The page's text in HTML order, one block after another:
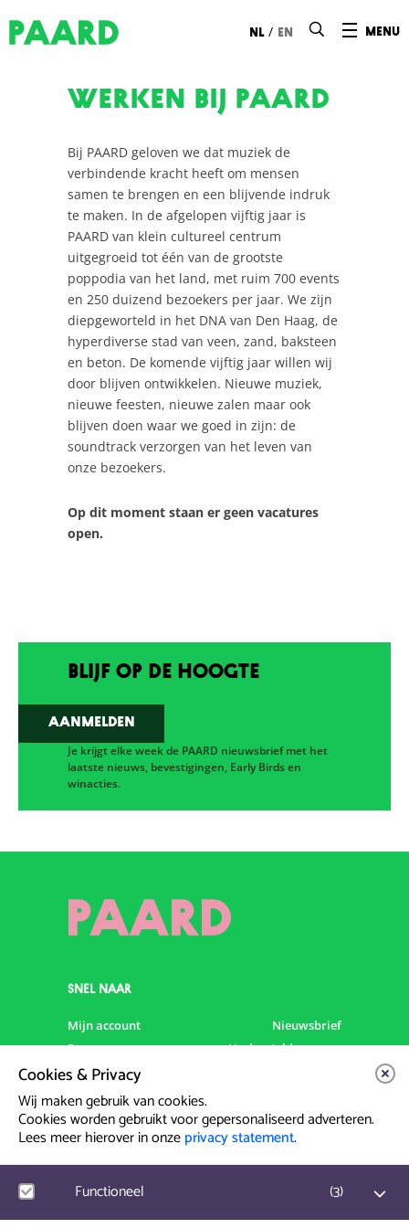
menu
nl / en
Werken bij PAARD
Bij PAARD geloven we dat muziek de
verbindende kracht heeft om mensen
samen te brengen en een blijvende indruk
te maken. In de afgelopen vijftig jaar is
PAARD van klein cultureel centrum
uitgegroeid tot één van de grootste
poppodia van het land, met ruim 700 events
en 250 duizend bezoekers per jaar. We zijn
diepgeworteld in het DNA van Den Haag, de
hyperdiverse stad van veen, zand, baksteen
en beton. De komende vijftig jaar willen wij
door blijven ontwikkelen. Nieuwe muziek,
nieuwe feesten, nieuwe zalen maar ook
blijven doen waar we goed in zijn: de
soundtrack verzorgen van het leven van
onze bezoekers.
Op dit moment staan er geen vacatures
open.
Blijf op de hoogte
Aanmelden
Je krijgt elke week de PAARD nieuwsbrief met het
laatste nieuws, bevestigingen, Early Birds en
winacties.
SNEL NAAR
Mijn account
Nieuwsbrief
Programma
Veelgestelde vragen
Partners & Sponsoren
Artiesten info
Prinsegracht 12
Cookies & Privacy
Wij maken gebruik van cookies.
Cookies worden gebruikt voor gepersonaliseerd adverteren.
Lees meer hierover in onzeprivacy statement.
Functioneel (3)